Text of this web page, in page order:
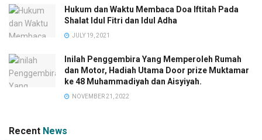
Hukum dan Waktu Membaca Doa Iftitah Pada
Shalat Idul Fitri dan Idul Adha
JULY 19, 2021
Inilah Penggembira Yang Memperoleh Rumah
dan Motor, Hadiah Utama Door prize Muktamar
ke 48 Muhammadiyah dan Aisyiyah.
NOVEMBER 21, 2022
Recent News